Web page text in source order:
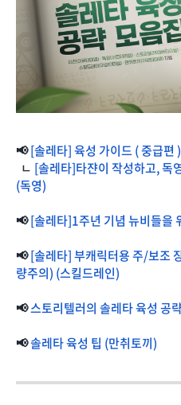
📢[솔레타] 육성 가이드 ( 중급편
ㄴ [솔레타]타쟌이 작성하고, 독
(독영)
📢[솔레타]1주년 기념 뉴비들을
📢[솔레타] 부캐릭터용 주/보조
량주의) (스킬드레인)
📢스토리텔러의 솔레타 육성 공
📢솔레타 육성 팁 (만취토끼)